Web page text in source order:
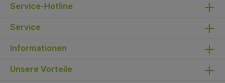
Service-Hotline
Service
Informationen
Unsere Vorteile